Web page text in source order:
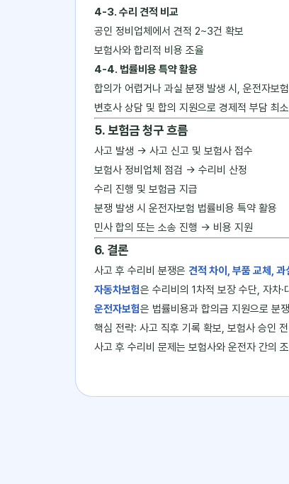
4-3. 수리 견적 비교
공인 정비업체에서 견적 2~3건 확보
보험사와 합리적 비용 조율
4-4. 법률비용 특약 활용
합의가 어렵거나 과실 분쟁 발생 시, 운전자보
변호사 상담 및 합의 지원으로 경제적 부담 최
5. 보험금 청구 흐름
사고 발생 → 사고 신고 및 보험사 접수
보험사 정비업체 점검 → 수리비 산정
수리 진행 및 보험금 지급
분쟁 발생 시 운전자보험 법률비용 특약 활용
민사 합의 또는 소송 진행 → 비용 지원
6. 결론
사고 후 수리비 분쟁은 견적 차이, 부품 교체,
자동차보험은 수리비의 1차적 보장 수단, 자차
운전자보험은 법률비용과 합의금 지원으로 분
핵심 전략: 사고 직후 기록 확보, 보험사 승인
사고 후 수리비 문제는 보험사와 운전자 간의